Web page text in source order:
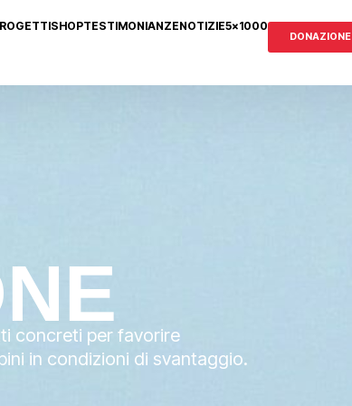
SHOPTESTIMONIANZENOTIZIE5x1000
DONAZIONE
concreti per favorire
in condizioni di svantaggio.